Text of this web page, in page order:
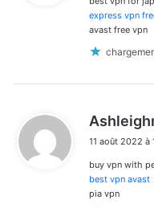
express vpn
avast free vpn
11 août 2022 à
buy vpn with
best vpn avast
pia vpn